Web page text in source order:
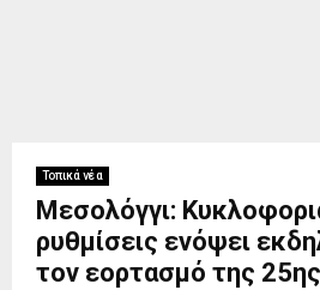
Τοπικά νέα
Μεσολόγγι:
ρυθμίσεις ενόψει
τον εορτασμό της